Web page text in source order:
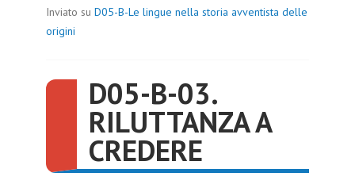
Inviato su D05-B-Le lingue nella storia avventista delle
origini
D05-B-03.
RILUTTANZA A
CREDERE